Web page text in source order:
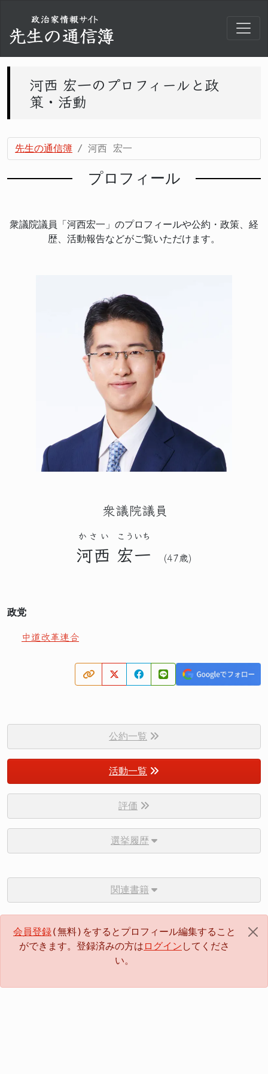
河西 宏一のプロフィールと政
策・活動
先生の通信簿 河西 宏一
プロフィール
衆議院議員「河西宏一」のプロフィールや公約・政策、経
歴、活動報告などがご覧いただけます。
衆議院議員
河西
かさい
宏一
こういち
(47歳)
政党
中道改革連合
公約一覧
活動一覧
評価
選挙履歴
関連書籍
会員登録(無料)をするとプロフィール編集すること
ができます。登録済みの方は ログイン してくださ
い。